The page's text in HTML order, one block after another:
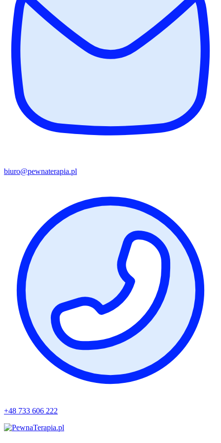
biuro@pewnaterapia.pl
+48 733 606 222